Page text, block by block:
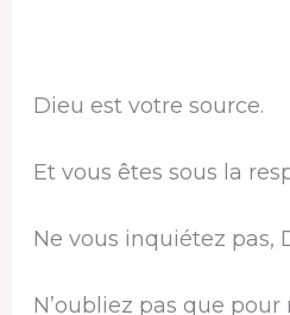
Dieu est votre source.
Et vous êtes sous la
Ne vous inquiétez pas,
N’oubliez pas que pour